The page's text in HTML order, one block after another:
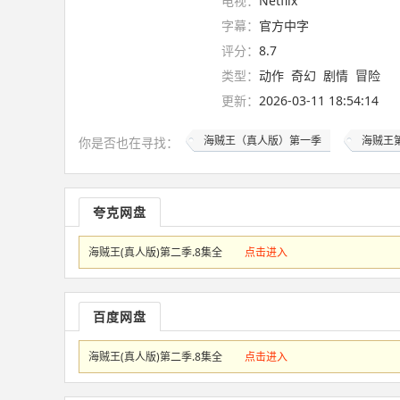
字幕： 官方中字
评分： 8.7
类型： 动作 奇幻 剧情 冒险
更新： 2026-03-11 18:54:14
你是否也在寻找： 海贼王（真人版）第一季 海贼王
夸克网盘
海贼王(真人版)第二季.8集全 点击进入
百度网盘
海贼王(真人版)第二季.8集全 点击进入